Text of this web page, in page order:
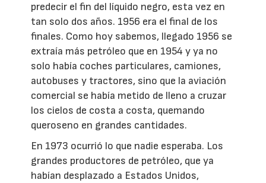
predecir el fin del líquido negro, esta vez en
tan solo dos años. 1956 era el final de los
finales. Como hoy sabemos, llegado 1956 se
extraía más petróleo que en 1954 y ya no
solo había coches particulares, camiones,
autobuses y tractores, sino que la aviación
comercial se había metido de lleno a cruzar
los cielos de costa a costa, quemando
queroseno en grandes cantidades.
En 1973 ocurrió lo que nadie esperaba. Los
grandes productores de petróleo, que ya
habían desplazado a Estados Unidos,